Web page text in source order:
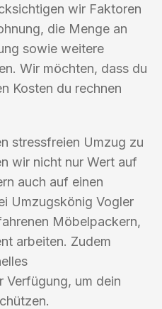
wir Faktoren
die Menge an
sowie weitere
Wir möchten, dass du
Kosten du rechnen
stressfreien Umzug zu
wir nicht nur Wert auf
auch auf einen
Umzugskönig Vogler
Möbelpackern,
arbeiten. Zudem
Verfügung, um dein